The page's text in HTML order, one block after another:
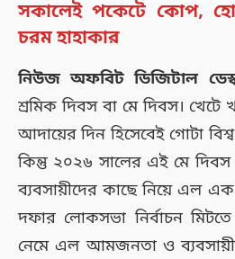
সকালেই পকেটে কোপ,
চরম হাহাকার
নিউজ অফবিট ডিজিটাল
শ্রমিক দিবস বা মে দিবস। খেটে
আদায়ের দিন হিসেবেই গোটা
কিন্তু ২০২৬ সালের এই মে দিবস
ব্যবসায়ীদের কাছে নিয়ে এল এক
দফার লোকসভা নির্বাচন
নেমে এল আমজনতা ও